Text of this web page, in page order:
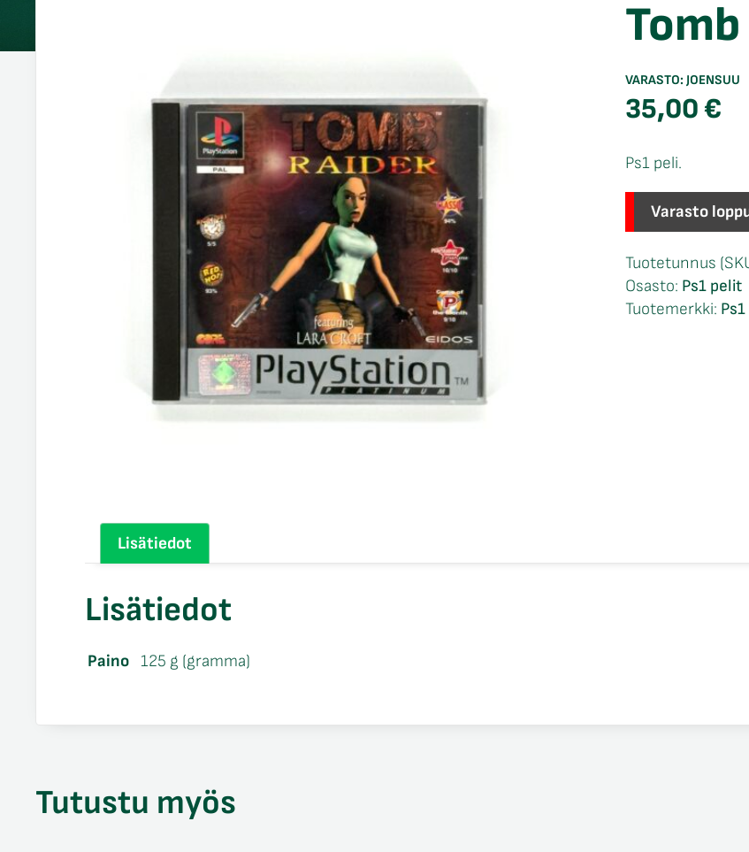
VARASTO: JOENSUU
35,00€
Ps1 peli.
Varasto
Tuotetunnus
Osasto: Ps1 pelit
Tuotemerkki:
Lisätiedot
Lisätiedot
Paino 125 g (gramma)
Tutustu myös